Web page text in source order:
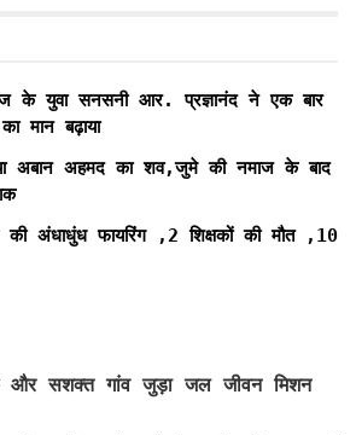
के युवा सनसनी आर. प्रज्ञानंद ने एक बार
मान बढ़ाया
अबान अहमद का शव,जुमे की नमाज के बाद
की अंधाधुंध फायरिंग ,2 शिक्षकों की मौत ,10
और सशक्त गांव जुड़ा जल जीवन मिशन